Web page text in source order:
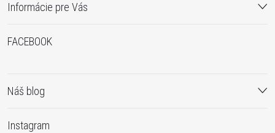
Informácie pre Vás
FACEBOOK
Náš blog
Instagram